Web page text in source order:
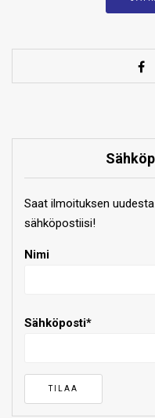
Saat ilmoituksen
sähköpostiisi!
Nimi
Sähköposti*